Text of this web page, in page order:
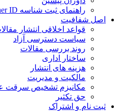
راهنمای ثبت شناسه Researcher ID و ثبت داوری
شفافیت
قواعد اخلاقی انتشار مقالات
سیاست دسترسی آزاد
روند بررسی مقالات
ساختار اداری
هزینه های انتشار
مالکیت و مدیریت
ﻣﮑﺎﻧﯿﺰم ﺗﺸﺨﯿﺺ ﺳﺮﻗﺖ ﻋﻠﻤﯽ
حق تکثیر
نام و اشتراک